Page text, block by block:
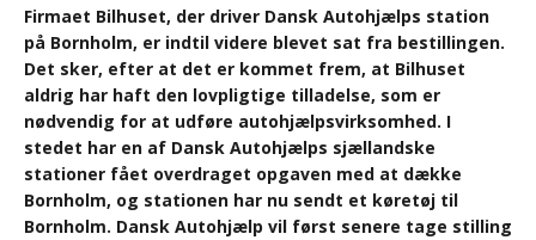
Firmaet Bilhuset, der driver Dansk Autohjælps station
på Bornholm, er indtil videre blevet sat fra bestillingen.
Det sker, efter at det er kommet frem, at Bilhuset
aldrig har haft den lovpligtige tilladelse, som er
nødvendig for at udføre autohjælpsvirksomhed. I
stedet har en af Dansk Autohjælps sjællandske
stationer fået overdraget opgaven med at dække
Bornholm, og stationen har nu sendt et køretøj til
Bornholm. Dansk Autohjælp vil først senere tage stilling